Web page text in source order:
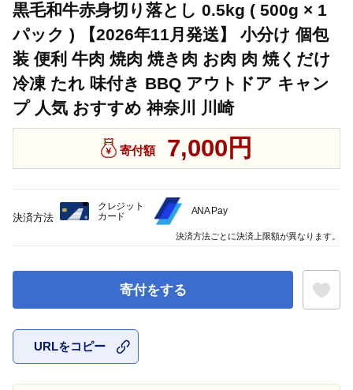
黒毛和牛赤身切り落とし 0.5kg ( 500g × 1
パック ) 【2026年11月発送】 小分け 個包
装 便利 牛肉 焼肉 焼き肉 お肉 肉 焼くだけ
冷凍 たれ 味付き BBQ アウトドア キャン
プ 人気 おすすめ 神奈川 川崎
寄付額 7,000円
寄付をする
URLをコピー
決済方法
クレジット
カード
ANA Pay
決済方法ごとに決済上限額が異なります。